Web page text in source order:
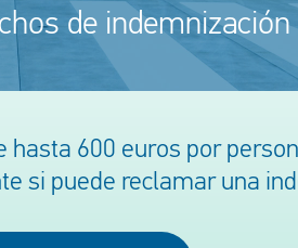
de indemnización
600 euros por
si puede reclamar una